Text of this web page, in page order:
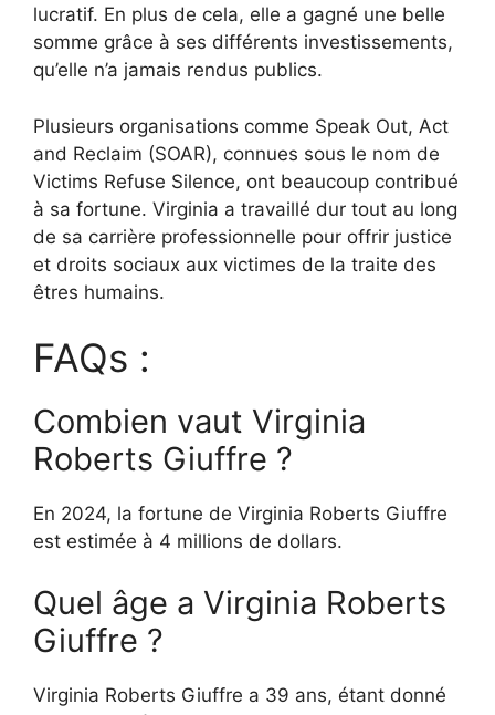
lucratif. En plus de cela, elle a gagné une belle
somme grâce à ses différents investissements,
qu’elle n’a jamais rendus publics.
Plusieurs organisations comme Speak Out, Act
and Reclaim (SOAR), connues sous le nom de
Victims Refuse Silence, ont beaucoup contribué
à sa fortune. Virginia a travaillé dur tout au long
de sa carrière professionnelle pour offrir justice
et droits sociaux aux victimes de la traite des
êtres humains.
FAQs :
Combien vaut Virginia
Roberts Giuffre ?
En 2024, la fortune de Virginia Roberts Giuffre
est estimée à 4 millions de dollars.
Quel âge a Virginia Roberts
Giuffre ?
Virginia Roberts Giuffre a 39 ans, étant donné